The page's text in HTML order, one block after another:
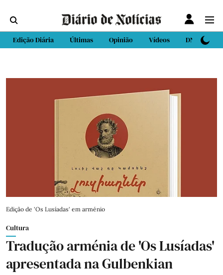
Edição Diária Últimas Opinião Vídeos DN Sport
Edição de 'Os Lusíadas' em arménio
Cultura
Tradução arménia de 'Os Lusíadas'
apresentada na Gulbenkian